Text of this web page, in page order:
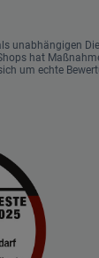
unabhängigen
hat
um echte